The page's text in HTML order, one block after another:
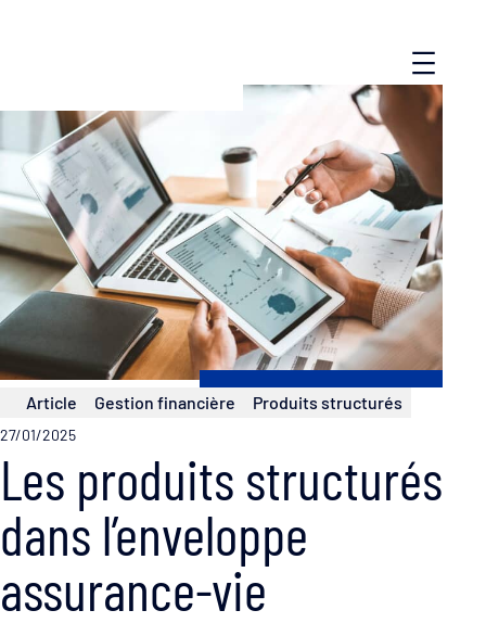
Article Gestion financière Produits structurés
27/01/2025
Les produits structurés
dans l’enveloppe
assurance-vie